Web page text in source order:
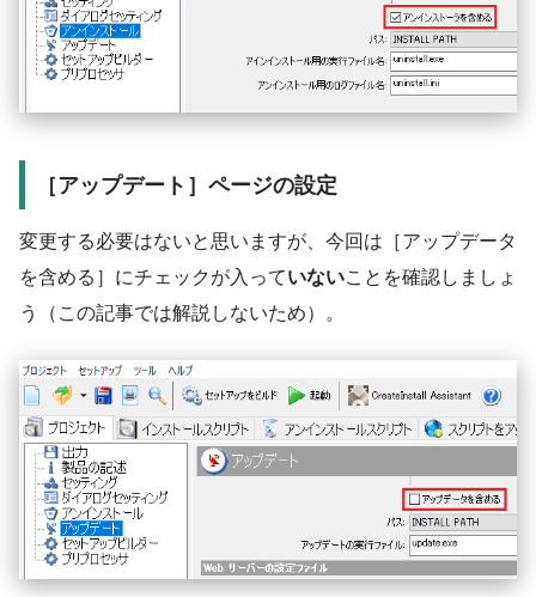
［アップデート］ページの設定
変更する必要はないと思いますが、今回は［アップデータ
を含める］にチェックが入っていないことを確認しましょ
う（この記事では解説しないため）。